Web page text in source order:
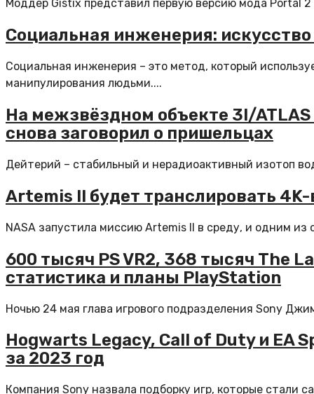
Моддер Gistix представил первую версию мода Portal 2
Социальная инженерия:
Социальная инженерия – это метод, который
манипулирования людьми....
На межзвёздном объекте 3I/
снова заговорил о пришельцах
Дейтерий – стабильный и нерадиоактивный изотоп
Artemis II будет транслировать
NASA запустила миссию Artemis II в среду, и одним
600 тысяч PS VR2, 368 тысяч The
статистика и планы PlayStation
Ночью 24 мая глава игрового подразделения Sony
Hogwarts Legacy, Call of Duty и EA
за 2023 год
Компания Sony назвала подборку игр, которые стали